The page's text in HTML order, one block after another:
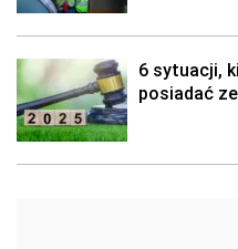
6 sytuacji,
posiadać